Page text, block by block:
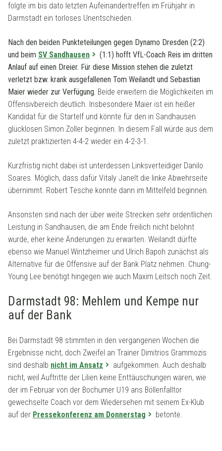
folgte im bis dato letzten Aufeinandertreffen im Frühjahr in
Darmstadt ein torloses Unentschieden.
Nach den beiden Punkteteilungen gegen Dynamo Dresden (2:2)
und beim SV Sandhausen
(1:1) hofft VfL-Coach Reis im dritten
Anlauf auf einen Dreier. Für diese Mission stehen die zuletzt
verletzt bzw. krank ausgefallenen Tom Weilandt und Sebastian
Maier wieder zur Verfügung. Beide erweitern die Möglichkeiten im
Offensivbereich deutlich. Insbesondere Maier ist ein heißer
Kandidat für die Startelf und könnte für den in Sandhausen
glücklosen Simon Zoller beginnen. In diesem Fall würde aus dem
zuletzt praktizierten 4-4-2 wieder ein 4-2-3-1.
Kurzfristig nicht dabei ist unterdessen Linksverteidiger Danilo
Soares. Möglich, dass dafür Vitaly Janelt die linke Abwehrseite
übernimmt. Robert Tesche konnte dann im Mittelfeld beginnen.
Ansonsten sind nach der über weite Strecken sehr ordentlichen
Leistung in Sandhausen, die am Ende freilich nicht belohnt
wurde, eher keine Änderungen zu erwarten. Weilandt dürfte
ebenso wie Manuel Wintzheimer und Ulrich Bapoh zunächst als
Alternative für die Offensive auf der Bank Platz nehmen. Chung-
Young Lee benötigt hingegen wie auch Maxim Leitsch noch Zeit.
Darmstadt 98: Mehlem und Kempe nur
auf der Bank
Bei Darmstadt 98 stimmten in den vergangenen Wochen die
Ergebnisse nicht, doch Zweifel an Trainer Dimitrios Grammozis
sind deshalb nicht im Ansatz
aufgekommen. Auch deshalb
nicht, weil Auftritte der Lilien keine Enttäuschungen waren, wie
der im Februar von der Bochumer U19 ans Böllenfalltor
gewechselte Coach vor dem Wiedersehen mit seinem Ex-Klub
auf der Pressekonferenz am Donnerstag betonte.